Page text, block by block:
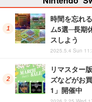
時間を忘れ
ム5選─長期
スしよう
2025.5.4 Sun
リマスター
ズなどがお
1」開催中